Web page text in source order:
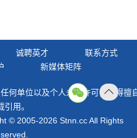
诚聘英才
联系方式
新媒体矩阵
何单位以及个人未经许可，不得擅
引用。
© 2005-2026 Stnn.cc All Rights
顶部